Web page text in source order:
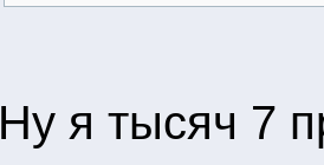
Ну я тысяч 7